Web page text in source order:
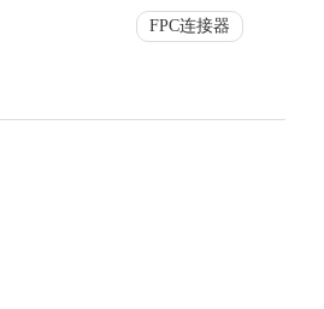
FPC连接器